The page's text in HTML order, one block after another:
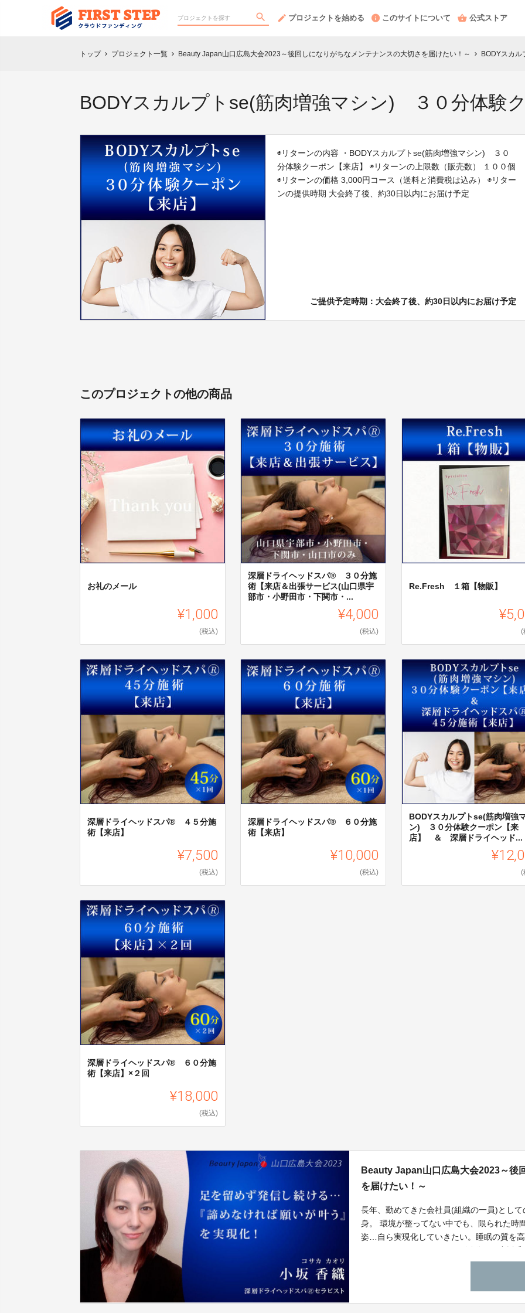
プロジェクトを始める このサイトについて 公式ストア
トップ chevron_right プロジェクト一覧 chevron_right Beauty Japan山口広島大会2023～後回しになりがちなメンテナンスの大切さを届けたい！～ chevron_right BODYスカ
BODYスカルプトse(筋肉増強マシン) ３０分体験
◉リターンの内容 ・BODYスカルプトse(筋肉増強マシン) ３０
分体験クーポン【来店】 ◉リターンの上限数（販売数） １００個
◉リターンの価格 3,000円コース（送料と消費税は込み） ◉リター
ンの提供時期 大会終了後、約30日以内にお届け予定
ご提供予定時期：大会終了後、約30日以内にお届け予定
このプロジェクトの他の商品
お礼のメール
¥1,000
(税込)
深層ドライヘッドスパ®︎ ３０分施
術【来店＆出張サービス(山口県宇
部市・小野田市・下関市・...
¥4,000
(税込)
Re.Fresh １箱【物販】
(
深層ドライヘッドスパ®︎ ４５分施
術【来店】
¥7,500
(税込)
深層ドライヘッドスパ®︎ ６０分施
術【来店】
¥10,000
(税込)
BODYスカルプトse(筋肉増強
ン) ３０分体験クーポン【来
店】 ＆ 深層ドライヘッド...
(
深層ドライヘッドスパ®︎ ６０分施
術【来店】×２回
¥18,000
(税込)
Beauty Japan山口広島大会2023～後
を届けたい！～
長年、勤めてきた会社員(組織の一員)とし
身。 環境が整ってない中でも、限られた時
姿…自ら実現化していきたい。睡眠の質を
『Beauty Japan』に挑戦するにあたって応